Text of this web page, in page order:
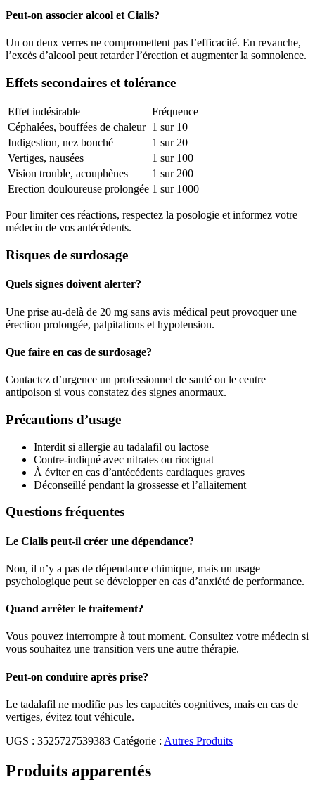
Peut-on associer alcool et Cialis?
Un ou deux verres ne compromettent pas l’efficacité. En revanche,
l’excès d’alcool peut retarder l’érection et augmenter la somnolence.
Effets secondaires et tolérance
Effet indésirable
Fréquence
Céphalées, bouffées de chaleur 1 sur 10
Indigestion, nez bouché
1 sur 20
Vertiges, nausées
1 sur 100
Vision trouble, acouphènes
1 sur 200
Erection douloureuse prolongée 1 sur 1000
Pour limiter ces réactions, respectez la posologie et informez votre
médecin de vos antécédents.
Risques de surdosage
Quels signes doivent alerter?
Une prise au-delà de 20 mg sans avis médical peut provoquer une
érection prolongée, palpitations et hypotension.
Que faire en cas de surdosage?
Contactez d’urgence un professionnel de santé ou le centre
antipoison si vous constatez des signes anormaux.
Précautions d’usage
Interdit si allergie au tadalafil ou lactose
Contre-indiqué avec nitrates ou riociguat
À éviter en cas d’antécédents cardiaques graves
Déconseillé pendant la grossesse et l’allaitement
Questions fréquentes
Le Cialis peut-il créer une dépendance?
Non, il n’y a pas de dépendance chimique, mais un usage
psychologique peut se développer en cas d’anxiété de performance.
Quand arrêter le traitement?
Vous pouvez interrompre à tout moment. Consultez votre médecin si
vous souhaitez une transition vers une autre thérapie.
Peut-on conduire après prise?
Le tadalafil ne modifie pas les capacités cognitives, mais en cas de
vertiges, évitez tout véhicule.
UGS : 3525727539383 Catégorie : Autres Produits
Produits apparentés